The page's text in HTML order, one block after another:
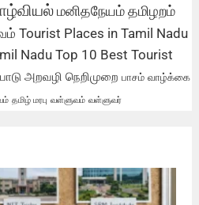
மனிதநேயம்தமிழறம்
Tourist Places in Tamil Nadu
Nadu Top 10 Best Tourist
அறவழி நெறிமுறை பாசம் வாழ்க்கை
தமிழ் மரபு வள்ளுவம் வள்ளுவர்